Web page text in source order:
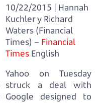
10/22/2015 | Hannah
Kuchler y Richard
Waters (Financial
Times) – Financial
Times English
Yahoo on Tuesday
struck a deal with
Google designed to